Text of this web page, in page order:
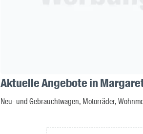
Aktuelle Angebote in
Neu- und Gebrauchtwagen, Motorräder,